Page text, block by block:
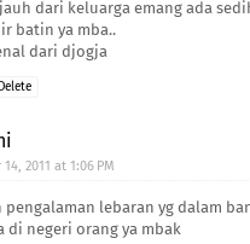
dari keluarga emang ada
batin ya mba..
dari djogja
Delete
2011 at 1:06 PM
pengalaman lebaran yg dalam
di negeri orang ya mbak